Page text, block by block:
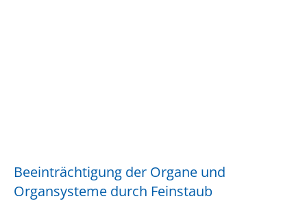
Beeinträchtigung der Organe und
Organsysteme durch Feinstaub